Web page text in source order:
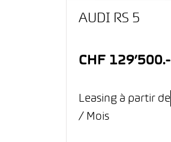
AUDI RS 5
CHF 129’500.-
Leasing à partir de
/ Mois